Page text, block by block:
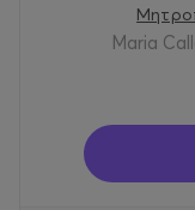
Maria